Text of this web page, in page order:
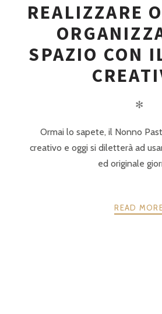
REALIZZARE
SPAZIO CON
✻
Ormai lo sapete, il Nonno
creativo e oggi si diletterà ad
ed originale
READ